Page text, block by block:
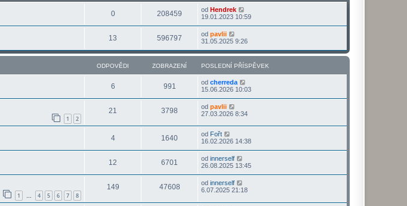
0 208459 od Hendrek
19.01.2023 10:59
13 596797 od pavlii
31.05.2025 9:26
ODPOVĚDI ZOBRAZENÍ POSLEDNÍ PŘÍSPĚVEK
6 991 od cherreda
15.06.2026 10:03
1 2
21 3798 od pavlii
27.03.2026 8:34
4 1640 od Fořt
16.02.2026 14:38
12 6701 od innerself
26.08.2025 13:45
1 … 4 5 6 7 8
149 47608 od innerself
6.07.2025 21:18